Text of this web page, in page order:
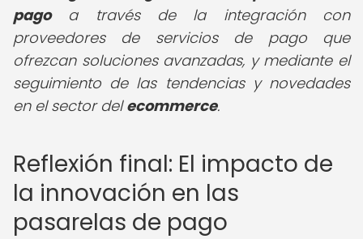
pagoa través de la integración con
proveedores de servicios de pago que
ofrezcan soluciones avanzadas, y mediante el
seguimiento de las tendencias y novedades
en el sector delecommerce.
Reflexión final: El impacto de
la innovación en las
pasarelas de pago